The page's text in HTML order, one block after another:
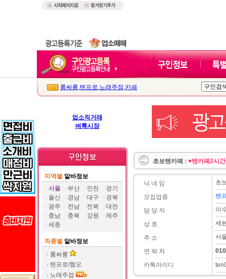
룸싸롱,텐프로,노래주점 ,카페
업소직거래
벼룩시장
지역별 알바정보
서울
부산 인천
경기
울산
경남 대구
경북
광주
전남 전북
대전
충남
충북 강원
제주
세종
직종별 알바정보
룸싸롱
텐프로/쩜오
노래주점
초보텐카페 : ♥텐카페2시
닉 네 임
모집업종
담 당 자
상 호
주 소
연 락 처
카톡아이디
초
텐
이
세
서